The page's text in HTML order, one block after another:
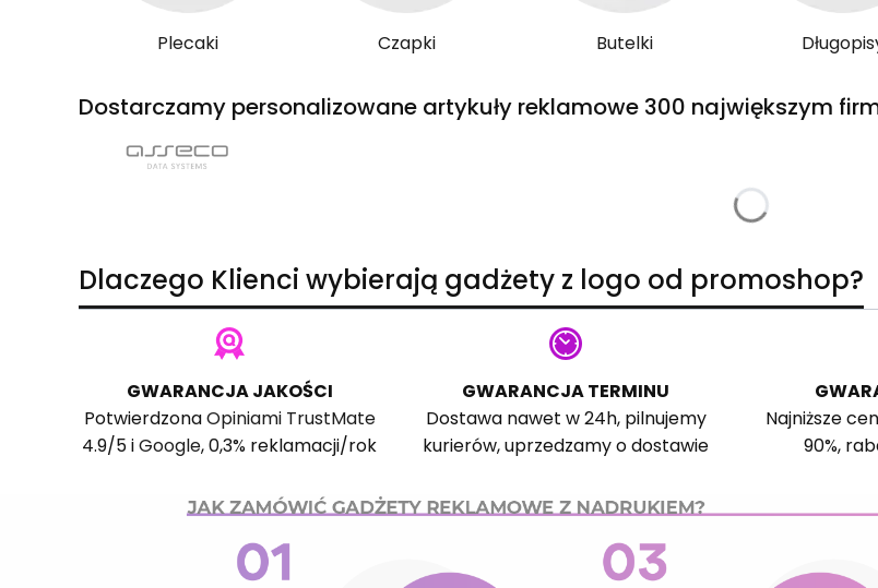
Plecaki Czapki Butelki
Dostarczamy personalizowane artykuły reklamowe 300 największym
Dlaczego Klienci wybierają gadżety z logo od promoshop?
GWARANCJA JAKOŚCI
PotwierdzonaOpiniami TrustMate
4.9/5 iGoogle, 0,3% reklamacji/rok
GWARANCJA TERMINU
Dostawa nawet w 24h, pilnujemy
kurierów, uprzedzamy o dostawie
Najniższe
90%,